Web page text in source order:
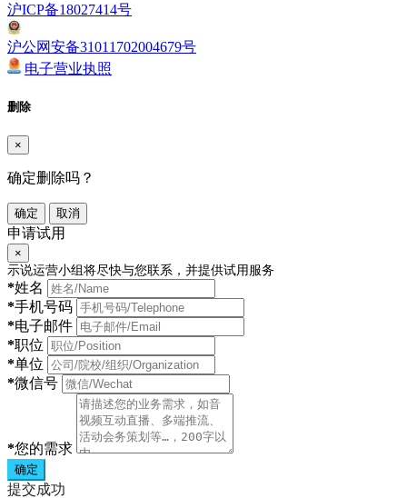
沪ICP备18027414号
沪公网安备31011702004679号
电子营业执照
删除
×
确定删除吗？
确定 取消
申请试用
×
示说运营小组将尽快与您联系，并提供试用服务
*姓名
*手机号码
*电子邮件
*职位
*单位
*微信号
*您的需求
确定
提交成功